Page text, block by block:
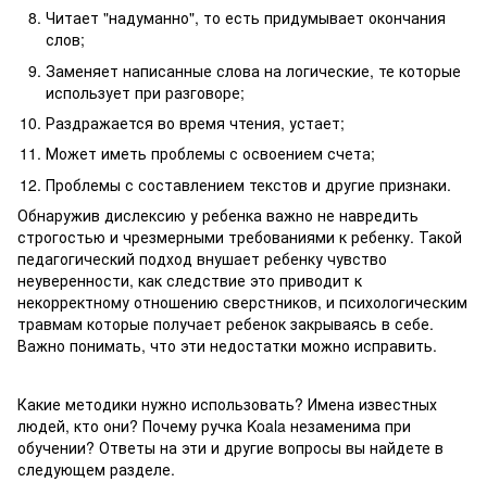
Читает "надуманно", то есть придумывает окончания
слов;
Заменяет написанные слова на логические, те которые
использует при разговоре;
Раздражается во время чтения, устает;
Может иметь проблемы с освоением счета;
Проблемы с составлением текстов и другие признаки.
Обнаружив дислексию у ребенка важно не навредить
строгостью и чрезмерными требованиями к ребенку. Такой
педагогический подход внушает ребенку чувство
неуверенности, как следствие это приводит к
некорректному отношению сверстников, и психологическим
травмам которые получает ребенок закрываясь в себе.
Важно понимать, что эти недостатки можно исправить.
Какие методики нужно использовать? Имена известных
людей, кто они? Почему ручка Koala незаменима при
обучении? Ответы на эти и другие вопросы вы найдете в
следующем разделе.